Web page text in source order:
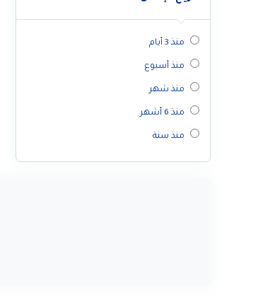
منذ 3 أيام
منذ أسبوع
منذ شهر
منذ 6 أشهر
منذ سنة